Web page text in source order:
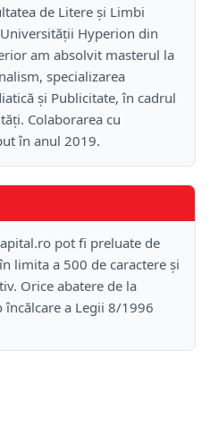
de Litere și Limbi
Hyperion din
am absolvit masterul la
specializarea
și Publicitate, în cadrul
Colaborarea cu
în anul 2019.
pot fi preluate de
limita a 500 de caractere și
Orice abatere de la
încălcare a Legii 8/1996